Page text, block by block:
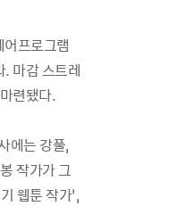
프로그램
. 마감 스트레
련됐다.
에는 강풀,
작가가 그
웹툰 작가’,